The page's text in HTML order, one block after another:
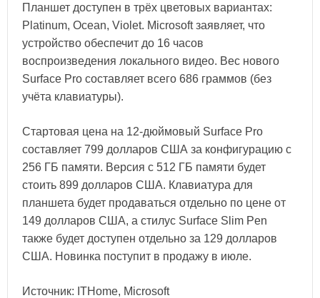
Планшет доступен в трёх цветовых вариантах:
Platinum, Ocean, Violet. Microsoft заявляет, что
устройство обеспечит до 16 часов
воспроизведения локального видео. Вес нового
Surface Pro составляет всего 686 граммов (без
учёта клавиатуры).
Стартовая цена на 12-дюймовый Surface Pro
составляет 799 долларов США за конфигурацию с
256 ГБ памяти. Версия с 512 ГБ памяти будет
стоить 899 долларов США. Клавиатура для
планшета будет продаваться отдельно по цене от
149 долларов США, а стилус Surface Slim Pen
также будет доступен отдельно за 129 долларов
США. Новинка поступит в продажу в июле.
Источник: ITHome, Microsoft